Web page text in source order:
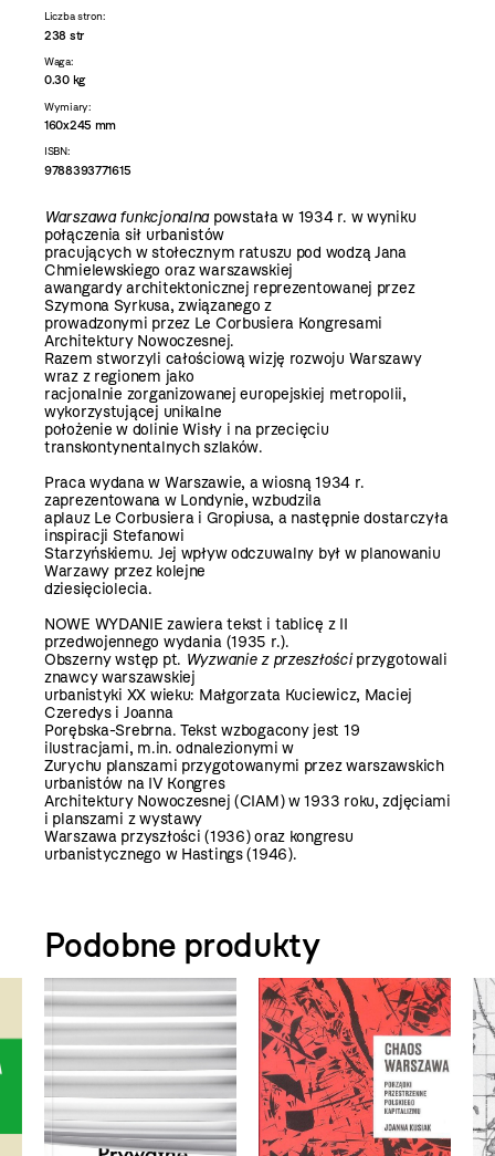
Liczba stron:
238 str
Waga:
0.30 kg
Wymiary:
160x245 mm
ISBN:
9788393771615
Warszawa funkcjonalnapowstała w 1934 r. w wyniku
połączenia sił urbanistów
pracujących w stołecznym ratuszu pod wodzą Jana
Chmielewskiego oraz warszawskiej
awangardy architektonicznej reprezentowanej przez
Szymona Syrkusa, związanego z
prowadzonymi przez Le Corbusiera Kongresami
Architektury Nowoczesnej.
Razem stworzyli całościową wizję rozwoju Warszawy
wraz z regionem jako
racjonalnie zorganizowanej europejskiej metropolii,
wykorzystującej unikalne
położenie w dolinie Wisły i na przecięciu
transkontynentalnych szlaków.
Praca wydana w Warszawie, a wiosną 1934 r.
zaprezentowana w Londynie, wzbudzila
aplauz Le Corbusiera i Gropiusa, a następnie dostarczyła
inspiracji Stefanowi
Starzyńskiemu. Jej wpływ odczuwalny był w planowaniu
Warzawy przez kolejne
dziesięciolecia.
NOWE WYDANIE zawiera tekst i tablicę z II
przedwojennego wydania (1935 r.).
Obszerny wstęp pt. Wyzwanie z przeszłościprzygotowali
znawcy warszawskiej
urbanistyki XX wieku: Małgorzata Kuciewicz, Maciej
Czeredys i Joanna
Porębska-Srebrna. Tekst wzbogacony jest 19
ilustracjami, m.in. odnalezionymi w
Zurychu planszami przygotowanymi przez warszawskich
urbanistów na IV Kongres
Architektury Nowoczesnej (CIAM) w 1933 roku, zdjęciami
i planszami z wystawy
Warszawa przyszłości (1936) oraz kongresu
urbanistycznego w Hastings (1946).
Podobne produkty